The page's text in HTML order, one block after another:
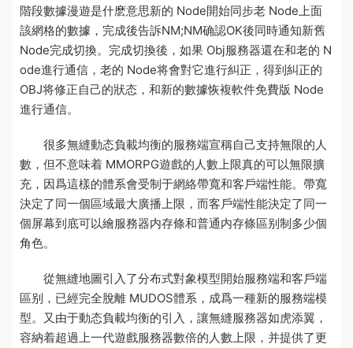
階段數據漫遊是什麽意思新的 Node開始同步老 Node上面
該網格的數據，完成後告訴NM;NM确認OK後同時通知新舊
Node完成切換。完成切換後，如果 Obj服務器還在和老的 N
ode進行通信，老的 Node将會對它進行糾正，得到糾正的
OBJ将修正自己的狀态，和新的數據恢複軟件免費版 Node
進行通信。
很多無縫動态負載均衡的服務端宣稱自己支持無限的人
數，但不意味着 MMORPG遊戲的人數上限真的可以無限擴
充，因爲這樣的體系會受制于網絡帶寬和客戶端性能。帶寬
決定了同一個區域最大廣播上限，而客戶端性能決定了同一
個屏幕到底可以繪服務器内存條和普通内存條區别制多少個
角色。
從無縫地圖引入了分布式對象模型開始服務端和客戶端
區别 ，已經完全脫離 MUDOS體系，成爲一種新的服務端模
型。又由于動态負載均衡的引入，讓無縫服務器如虎添翼，
容納着超過上一代遊戲服務器數倍的人數上限，并提供了更